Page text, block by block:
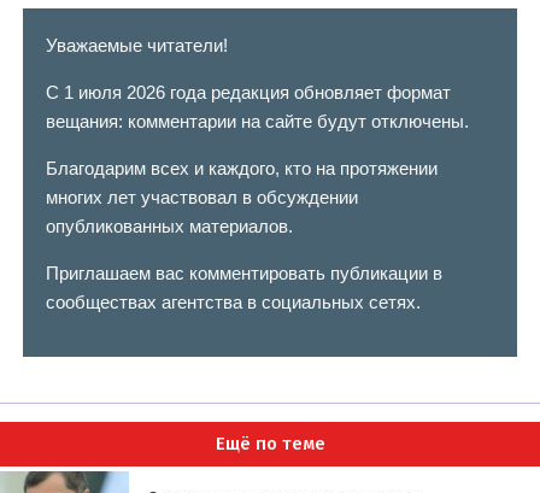
Уважаемые читатели!
С 1 июля 2026 года редакция обновляет формат
вещания: комментарии на сайте будут отключены.
Благодарим всех и каждого, кто на протяжении
многих лет участвовал в обсуждении
опубликованных материалов.
Приглашаем вас комментировать публикации в
сообществах агентства в социальных сетях.
Ещё по теме